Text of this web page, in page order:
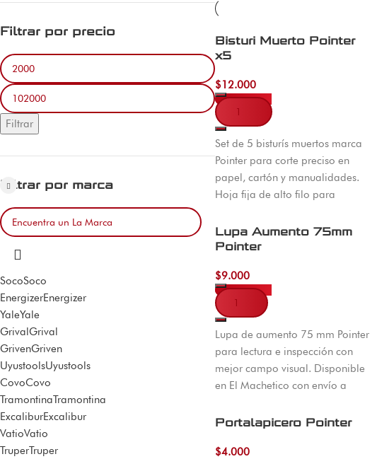
Filtrar por precio
Filtrar
Filtrar por marca
SocoSoco
EnergizerEnergizer
YaleYale
GrivalGrival
GrivenGriven
UyustoolsUyustools
CovoCovo
TramontinaTramontina
ExcaliburExcalibur
VatioVatio
TruperTruper
Bisturi Muerto Pointer
x5
$12.000
Añadir al carrito
Set de 5 bisturís muertos marca
Pointer para corte preciso en
papel, cartón y manualidades.
Hoja fija de alto filo para
El Machetico con envío a toda
Colombia.
Lupa Aumento 75mm
Pointer
$9.000
Añadir al carrito
Lupa de aumento 75 mm Pointer
para lectura e inspección con
mejor campo visual. Disponible
en El Machetico con envío a
Portalapicero Pointer
$4.000